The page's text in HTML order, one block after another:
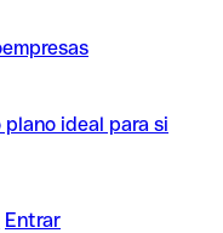
plano ideal para si
Entrar